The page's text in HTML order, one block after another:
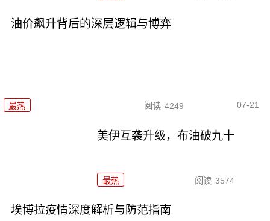
油价飙升背后的深层逻辑与博弈
最热 阅读 4249 07-21
美伊互袭升级，布油破九十
最热 阅读 3574
埃博拉疫情深度解析与防范指南